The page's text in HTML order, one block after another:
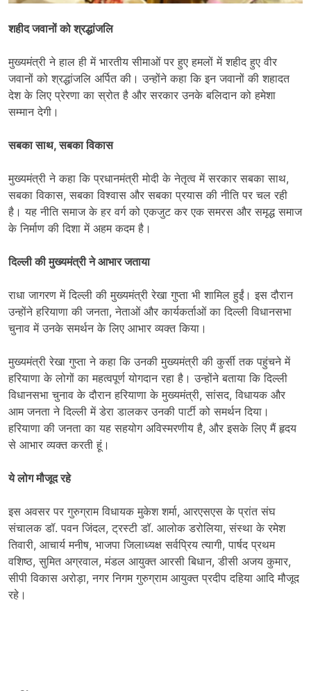
शहीद जवानों को श्रद्धांजलि
मुख्यमंत्री ने हाल ही में भारतीय सीमाओं पर हुए हमलों में शहीद हुए वीर
जवानों को श्रद्धांजलि अर्पित की। उन्होंने कहा कि इन जवानों की शहादत
देश के लिए प्रेरणा का स्रोत है और सरकार उनके बलिदान को हमेशा
सम्मान देगी।
सबका साथ, सबका विकास
मुख्यमंत्री ने कहा कि प्रधानमंत्री मोदी के नेतृत्व में सरकार सबका साथ,
सबका विकास, सबका विश्वास और सबका प्रयास की नीति पर चल रही
है। यह नीति समाज के हर वर्ग को एकजुट कर एक समरस और समृद्ध समाज
के निर्माण की दिशा में अहम कदम है।
दिल्ली की मुख्यमंत्री ने आभार जताया
राधा जागरण में दिल्ली की मुख्यमंत्री रेखा गुप्ता भी शामिल हुईं। इस दौरान
उन्होंने हरियाणा की जनता, नेताओं और कार्यकर्ताओं का दिल्ली विधानसभा
चुनाव में उनके समर्थन के लिए आभार व्यक्त किया।
मुख्यमंत्री रेखा गुप्ता ने कहा कि उनकी मुख्यमंत्री की कुर्सी तक पहुंचने में
हरियाणा के लोगों का महत्वपूर्ण योगदान रहा है। उन्होंने बताया कि दिल्ली
विधानसभा चुनाव के दौरान हरियाणा के मुख्यमंत्री, सांसद, विधायक और
आम जनता ने दिल्ली में डेरा डालकर उनकी पार्टी को समर्थन दिया।
हरियाणा की जनता का यह सहयोग अविस्मरणीय है, और इसके लिए मैं हृदय
से आभार व्यक्त करती हूं।
ये लोग मौजूद रहे
इस अवसर पर गुरुग्राम विधायक मुकेश शर्मा, आरएसएस के प्रांत संघ
संचालक डॉ. पवन जिंदल, ट्रस्टी डॉ. आलोक डरोलिया, संस्था के रमेश
तिवारी, आचार्य मनीष, भाजपा जिलाध्यक्ष सर्वप्रिय त्यागी, पार्षद प्रथम
वशिष्ठ, सुमित अग्रवाल, मंडल आयुक्त आरसी बिधान, डीसी अजय कुमार,
सीपी विकास अरोड़ा, नगर निगम गुरुग्राम आयुक्त प्रदीप दहिया आदि मौजूद
रहे।